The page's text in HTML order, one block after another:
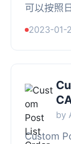
可以按照
2023-01-
by
Custom